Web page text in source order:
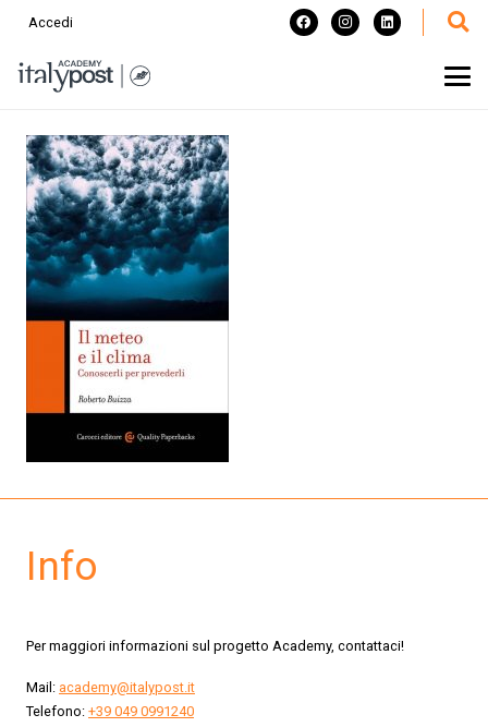
Accedi
Info
Per maggiori informazioni sul progetto Academy, contattaci!
Mail: academy@italypost.it
Telefono: +39 049 0991240